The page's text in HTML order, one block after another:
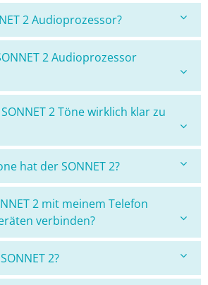
2 Audioprozessor?
2 Audioprozessor
2 Töne wirklich klar zu
hat der SONNET 2?
2 mit meinem Telefon
verbinden?
2?